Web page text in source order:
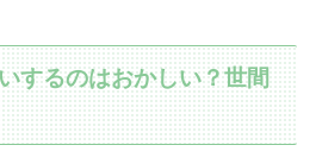
するのはおかしい？世間